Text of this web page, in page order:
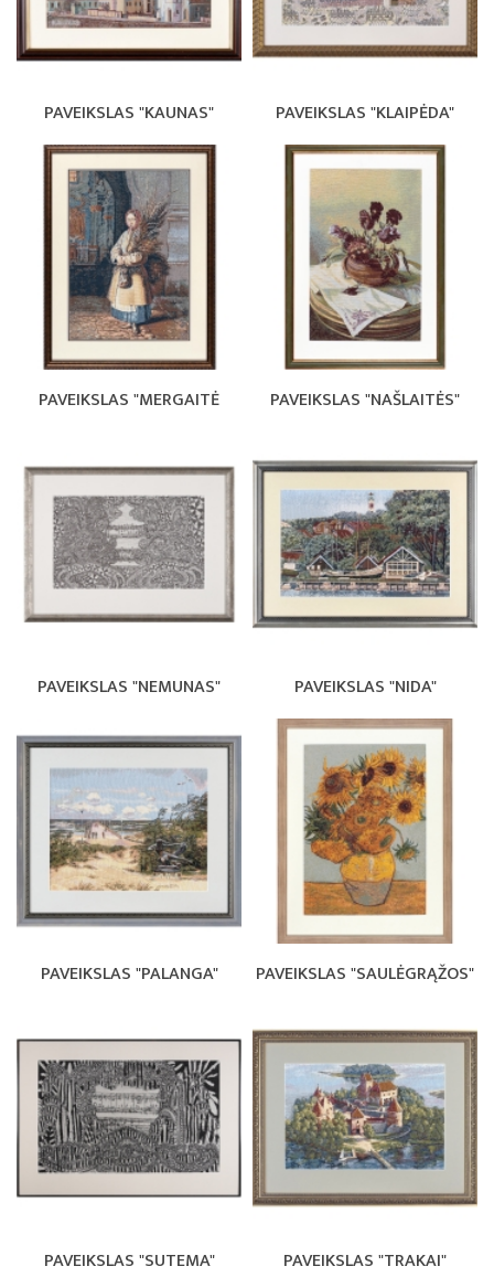
PAVEIKSLAS "KAUNAS" PAVEIKSLAS "KLAIPĖDA"
PAVEIKSLAS "MERGAITĖ PAVEIKSLAS "NAŠLAITĖS"
PAVEIKSLAS "NEMUNAS" PAVEIKSLAS "NIDA"
PAVEIKSLAS "PALANGA" PAVEIKSLAS "SAULĖGRĄŽOS"
PAVEIKSLAS "SUTEMA" PAVEIKSLAS "TRAKAI"